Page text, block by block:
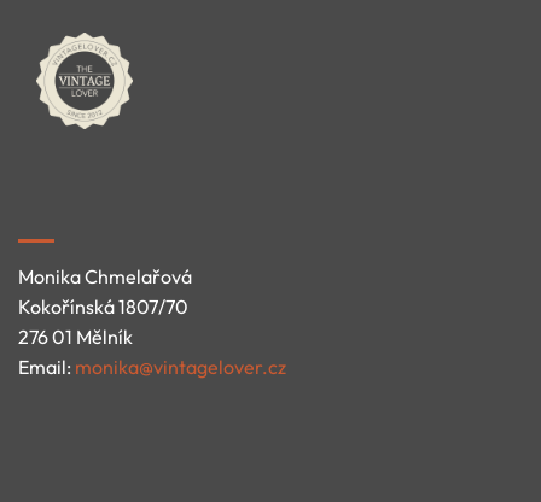
Monika Chmelařová
Kokořínská 1807/70
276 01 Mělník
Email: monika@vintagelover.cz